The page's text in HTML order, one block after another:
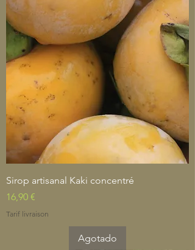
Sirop artisanal Kaki concentré
Precio
16,90 €
Tarif livraison
Agotado